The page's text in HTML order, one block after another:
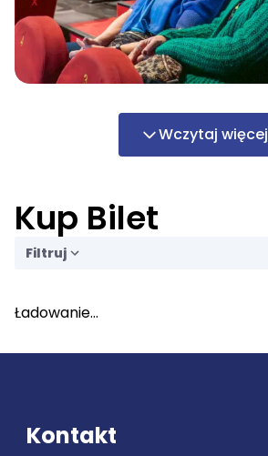
Wczytaj więcej
Kup Bilet
Filtruj
Ładowanie...
Kontakt